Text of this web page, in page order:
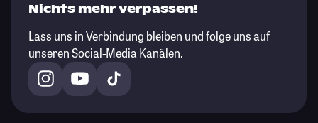
Nichts mehr verpassen!
Lass uns in Verbindung bleiben und folge uns auf
unseren Social-Media Kanälen.